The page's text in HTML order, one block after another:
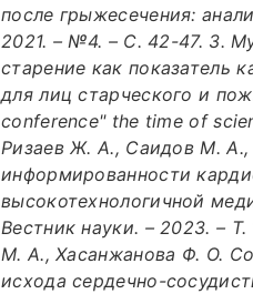
после грыжесечения:
2021. – №4. – С. 42-47. 3.
старение как показатель
для лиц старческого и
conference" the time of
Ризаев Ж. А., Саидов М. А.,
информированности
высокотехнологичной
Вестник науки. – 2023. –
М. А., Хасанжанова Ф. О.
исхода сердечно-